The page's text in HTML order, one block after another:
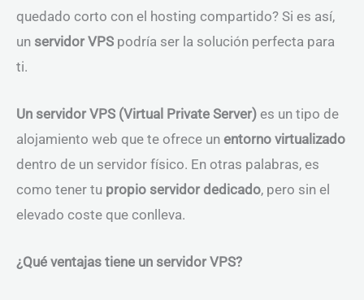
quedado corto con el hosting compartido? Si es así,
un servidor VPS podría ser la solución perfecta para
ti.
Un servidor VPS (Virtual Private Server) es un tipo de
alojamiento web que te ofrece un entorno virtualizado
dentro de un servidor físico. En otras palabras, es
como tener tu propio servidor dedicado, pero sin el
elevado coste que conlleva.
¿Qué ventajas tiene un servidor VPS?